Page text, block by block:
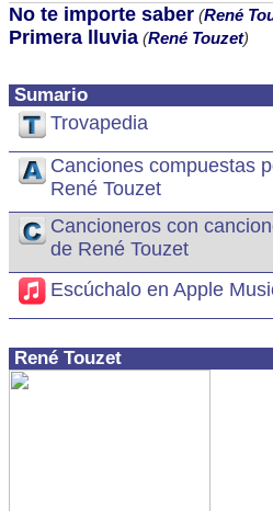
Sumario
Trovapedia
Canciones compuestas
René Touzet
Cancioneros con
de René Touzet
Escúchalo en Apple
René Touzet
No te importe saber (René
Primera lluvia (René Touzet)